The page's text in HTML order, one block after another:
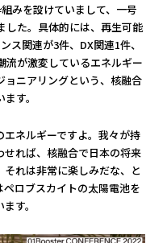
みを設けていまして、一号
した。具体的には、再生可能
ス関連が3件、DX関連1件、
流が激変しているエネルギー
ニアリングという、核融合
す。
ネルギーですよ。我々が持
せれば、核融合で日本の将来
れは非常に楽しみだな、と
ロブスカイトの太陽電池を
す。